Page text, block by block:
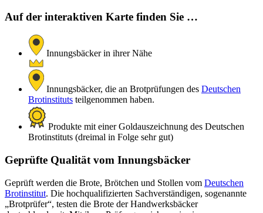
Auf der interaktiven Karte finden Sie …
Innungsbäcker in ihrer Nähe
Innungsbäcker, die an Brotprüfungen des Deutschen
Brotinstituts teilgenommen haben.
Produkte mit einer Goldauszeichnung des Deutschen
Brotinstituts (dreimal in Folge sehr gut)
Geprüfte Qualität vom Innungsbäcker
Geprüft werden die Brote, Brötchen und Stollen vom Deutschen
Brotinstitut. Die hochqualifizierten Sachverständigen, sogenannte
„Brotprüfer“, testen die Brote der Handwerksbäcker